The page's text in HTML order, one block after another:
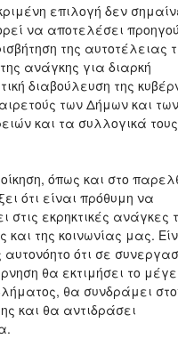
επιλογή δεν
να αποτελέσει
της αυτοτέλειας
ανάγκης για διαρκή
διαβούλευση της
των Δήμων και των
και τα συλλογικά τους
όπως και στο
ότι είναι πρόθυμη να
στις εκρηκτικές ανάγκες
και της κοινωνίας μας.
ότι σε
θα εκτιμήσει το
θα συνδράμει
και θα αντιδράσει